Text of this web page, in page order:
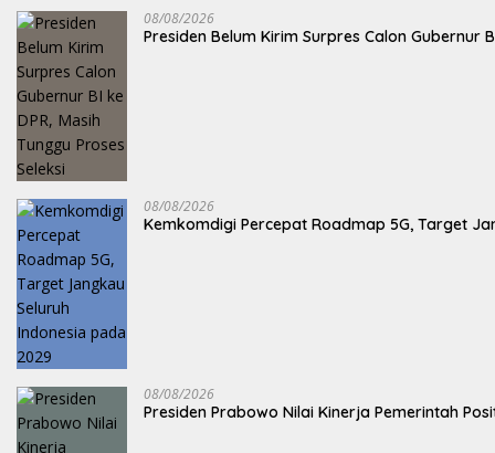
08/08/2026
Presiden Belum Kirim Surpres Calon Gubernur
08/08/2026
Kemkomdigi Percepat Roadmap 5G, Target
08/08/2026
Presiden Prabowo Nilai Kinerja Pemerintah